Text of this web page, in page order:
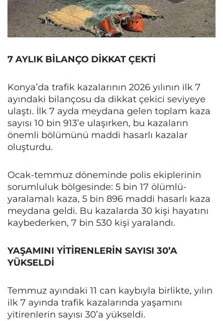
7 AYLIK BİLANÇO DİKKAT ÇEKTİ
Konya’da trafik kazalarının 2026 yılının ilk 7
ayındaki bilançosu da dikkat çekici seviyeye
ulaştı. İlk 7 ayda meydana gelen toplam kaza
sayısı 10 bin 913’e ulaşırken, bu kazaların
önemli bölümünü maddi hasarlı kazalar
oluşturdu.
Ocak-temmuz döneminde polis ekiplerinin
sorumluluk bölgesinde: 5 bin 17 ölümlü-
yaralamalı kaza, 5 bin 896 maddi hasarlı kaza
meydana geldi. Bu kazalarda 30 kişi hayatını
kaybederken, 7 bin 530 kişi yaralandı.
YAŞAMINI YİTİRENLERİN SAYISI 30’A
YÜKSELDİ
Temmuz ayındaki 11 can kaybıyla birlikte, yılın
ilk 7 ayında trafik kazalarında yaşamını
yitirenlerin sayısı 30’a yükseldi.